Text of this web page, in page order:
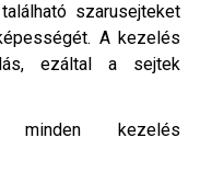
szarusejteket
A kezelés
ezáltal a sejtek
minden kezelés